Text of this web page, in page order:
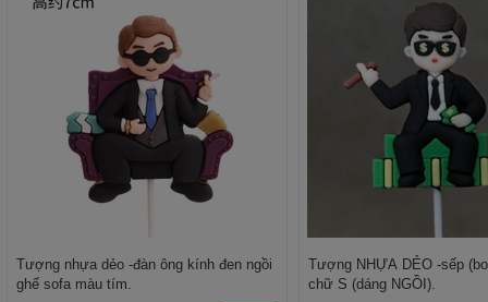
Tượng nhựa dẻo -đàn ông kính đen ngồi
ghế sofa màu tím.
Tượng NHỰA DẺO -sếp
chữ S (dáng NGỒI).